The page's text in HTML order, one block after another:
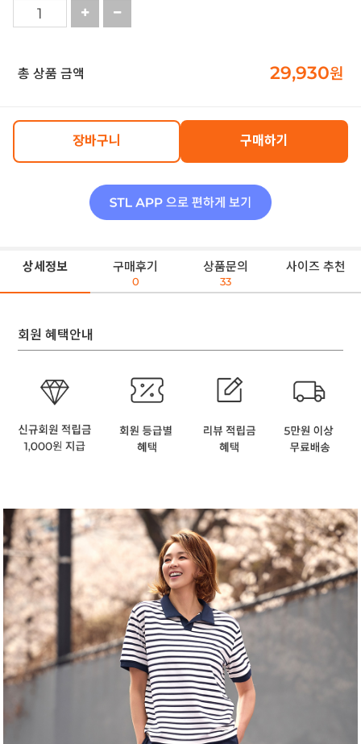
총 상품 금액 29,930원
장바구니 구매하기
상세정보 구매후기
0
상품문의
33
사이즈 추천
회원 혜택안내